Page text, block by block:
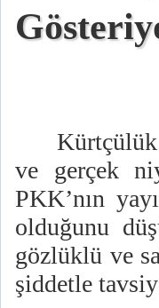
ve gerçek
PKK’nın
olduğunu
gözlüklü ve
şiddetle